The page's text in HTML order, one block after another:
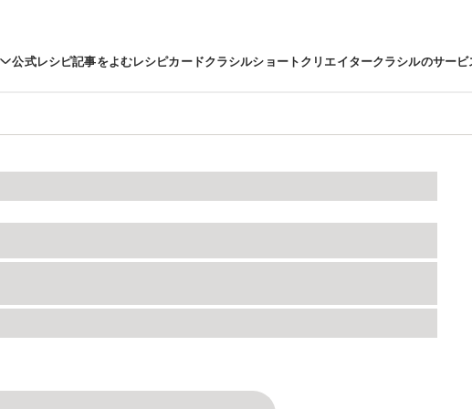
公式レシピ記事をよむレシピカードクラシルショートクリエイタークラシルのサービ